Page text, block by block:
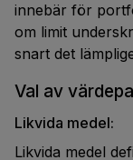
innebär för
om limit
snart det
Val av
Likvida medel:
Likvida medel